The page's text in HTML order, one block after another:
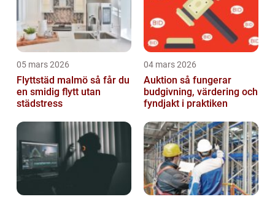
05 mars 2026
Flyttstäd malmö så får du
en smidig flytt utan
städstress
04 mars 2026
Auktion så fungerar
budgivning, värdering och
fyndjakt i praktiken